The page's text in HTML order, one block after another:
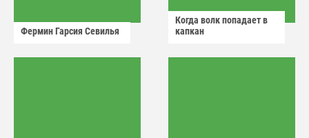
Фермин Гарсия Севилья
Когда волк попадает в
капкан